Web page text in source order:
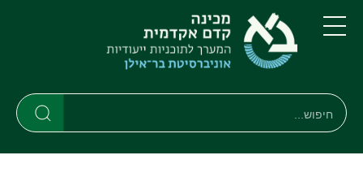
לתוכן
העיקרי
לתפריט
ניווט
ראשי
תפריט
חיפוש
חיפוש